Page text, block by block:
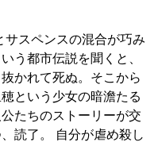
サスペンスの混合が巧み
う都市伝説を聞くと、
かれて死ぬ。そこから
という少女の暗澹たる
たちのストーリーが交
読了。 自分が虐め殺し